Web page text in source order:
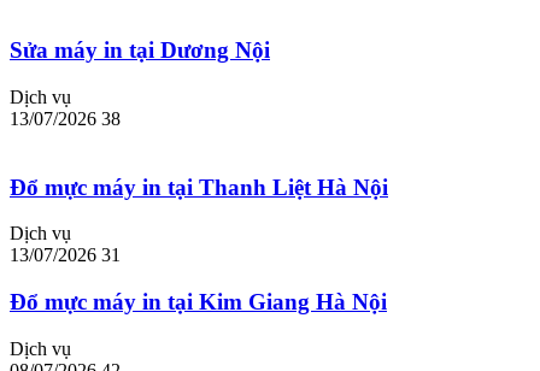
Sửa máy in tại Dương Nội
Dịch vụ
13/07/2026 38
Đổ mực máy in tại Thanh Liệt Hà Nội
Dịch vụ
13/07/2026 31
Đổ mực máy in tại Kim Giang Hà Nội
Dịch vụ